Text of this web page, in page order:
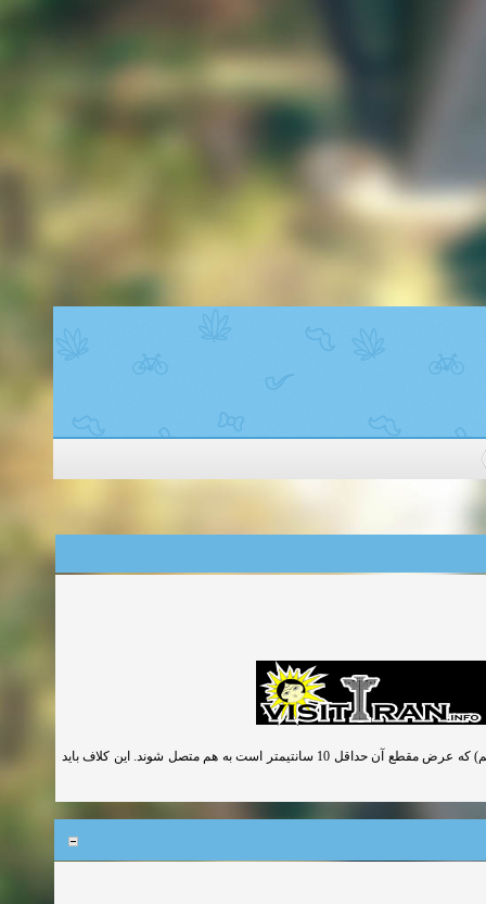
در صورت تجاوز دهانه تیرچه ها از 4 متر باید تیرچه ها بوسیله یک کلاف عرضی (تای بیم) که عرض مقطع آن حداقل 10 سانتیمتر است به هم متصل شوند. این کلاف باید